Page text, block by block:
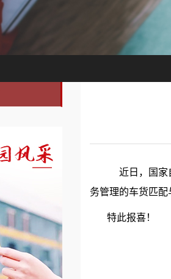
近日 ，国
务管理的车货匹
特此报喜！